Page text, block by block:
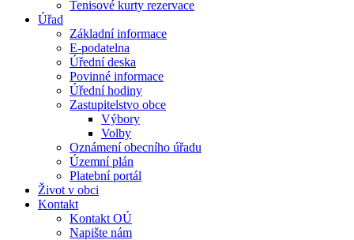
Tenisové kurty rezervace
Úřad
Základní informace
E-podatelna
Úřední deska
Povinné informace
Úřední hodiny
Zastupitelstvo obce
Výbory
Volby
Oznámení obecního úřadu
Územní plán
Platební portál
Život v obci
Kontakt
Kontakt OÚ
Napište nám